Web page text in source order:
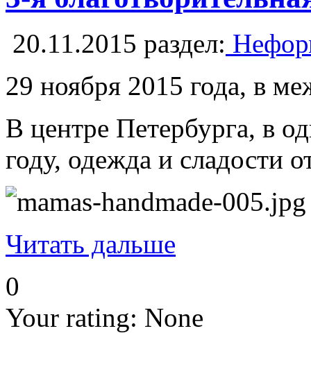
20.11.2015 раздел:
29 ноября 2015 года, в
В центре Петербурга, в
году, одежда и сладости
Читать дальше
0
Your rating: None